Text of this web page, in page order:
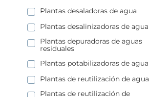
Plantas desaladoras de agua
Plantas desalinizadoras de agua
Plantas depuradoras de aguas
residuales
Plantas potabilizadoras de agua
Plantas de reutilización de agua
Plantas de reutilización de